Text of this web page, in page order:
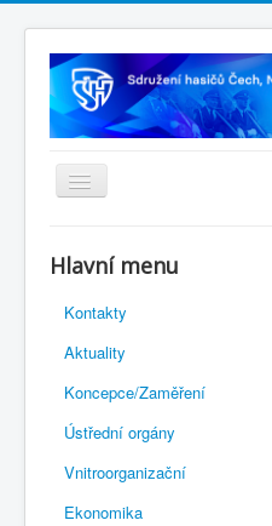
Rejstřík sportu
Novelizace Stanov SH ČMS
Plán činnosti 2026
Kalendář akcí
Výhody pro členy
Portál REDENOX
Hlavní menu
Kontakty
Aktuality
Koncepce/Zaměření
Ústřední orgány
Vnitroorganizační
Ekonomika